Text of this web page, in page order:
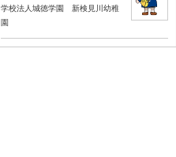
学校法人城徳学園 新検見川幼稚
園